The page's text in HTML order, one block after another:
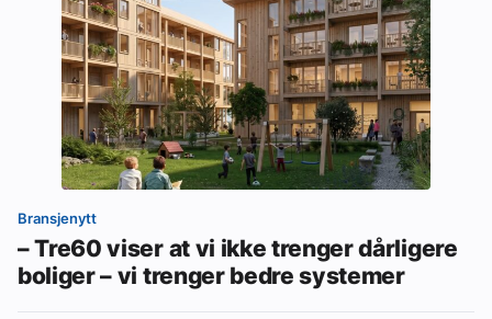
Bransjenytt
– Tre60 viser at vi ikke trenger dårligere
boliger – vi trenger bedre systemer